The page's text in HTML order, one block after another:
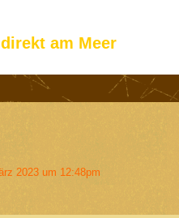
am Meer
2023 um 12:48pm